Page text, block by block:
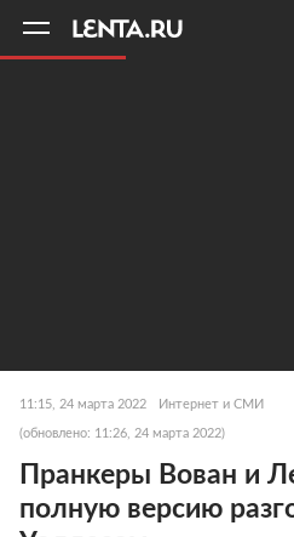
11:15, 24 марта 2022 Интернет и СМИ
(обновлено: 11:26, 24 марта 2022)
Пранкеры Вован и
полную версию